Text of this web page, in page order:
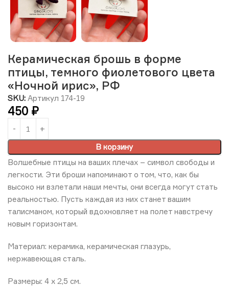
Керамическая брошь в форме
птицы, темного фиолетового цвета
«Ночной ирис», РФ
SKU: Артикул 174-19
450 ₽
В корзину
Волшебные птицы на ваших плечах – символ свободы и
легкости. Эти броши напоминают о том, что, как бы
высоко ни взлетали наши мечты, они всегда могут стать
реальностью. Пусть каждая из них станет вашим
талисманом, который вдохновляет на полет навстречу
новым горизонтам.
Материал: керамика, керамическая глазурь,
нержавеющая сталь.
Размеры: 4 х 2,5 см.